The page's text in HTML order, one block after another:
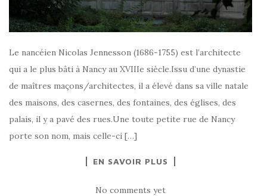
Le nancéien Nicolas Jennesson (1686-1755) est l’architecte
qui a le plus bâti à Nancy au XVIIIe siècle.Issu d’une dynastie
de maîtres maçons/architectes, il a élevé dans sa ville natale
des maisons, des casernes, des fontaines, des églises, des
palais, il y a pavé des rues.Une toute petite rue de Nancy
porte son nom, mais celle-ci […]
EN SAVOIR PLUS
No comments yet